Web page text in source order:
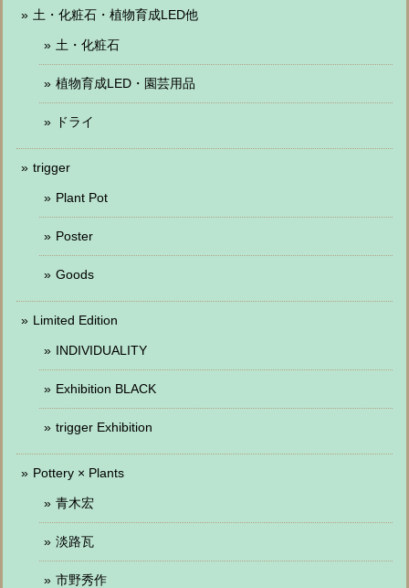
土・化粧石・植物育成LED他
土・化粧石
植物育成LED・園芸用品
ドライ
trigger
Plant Pot
Poster
Goods
Limited Edition
INDIVIDUALITY
Exhibition BLACK
trigger Exhibition
Pottery × Plants
青木宏
淡路瓦
市野秀作